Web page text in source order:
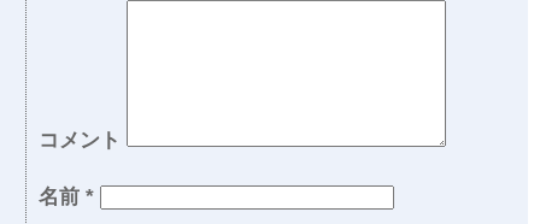
コメント
名前 *